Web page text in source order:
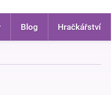
Blog Hračkářství